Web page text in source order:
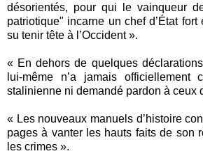
désorientés, pour qui le vainqueur
patriotique" incarne un chef d’État
su tenir tête à l’Occident ».
« En dehors de quelques
lui-même n’a jamais officiellement
stalinienne ni demandé pardon à ceux
« Les nouveaux manuels d’histoire
pages à vanter les hauts faits de son
les crimes ».